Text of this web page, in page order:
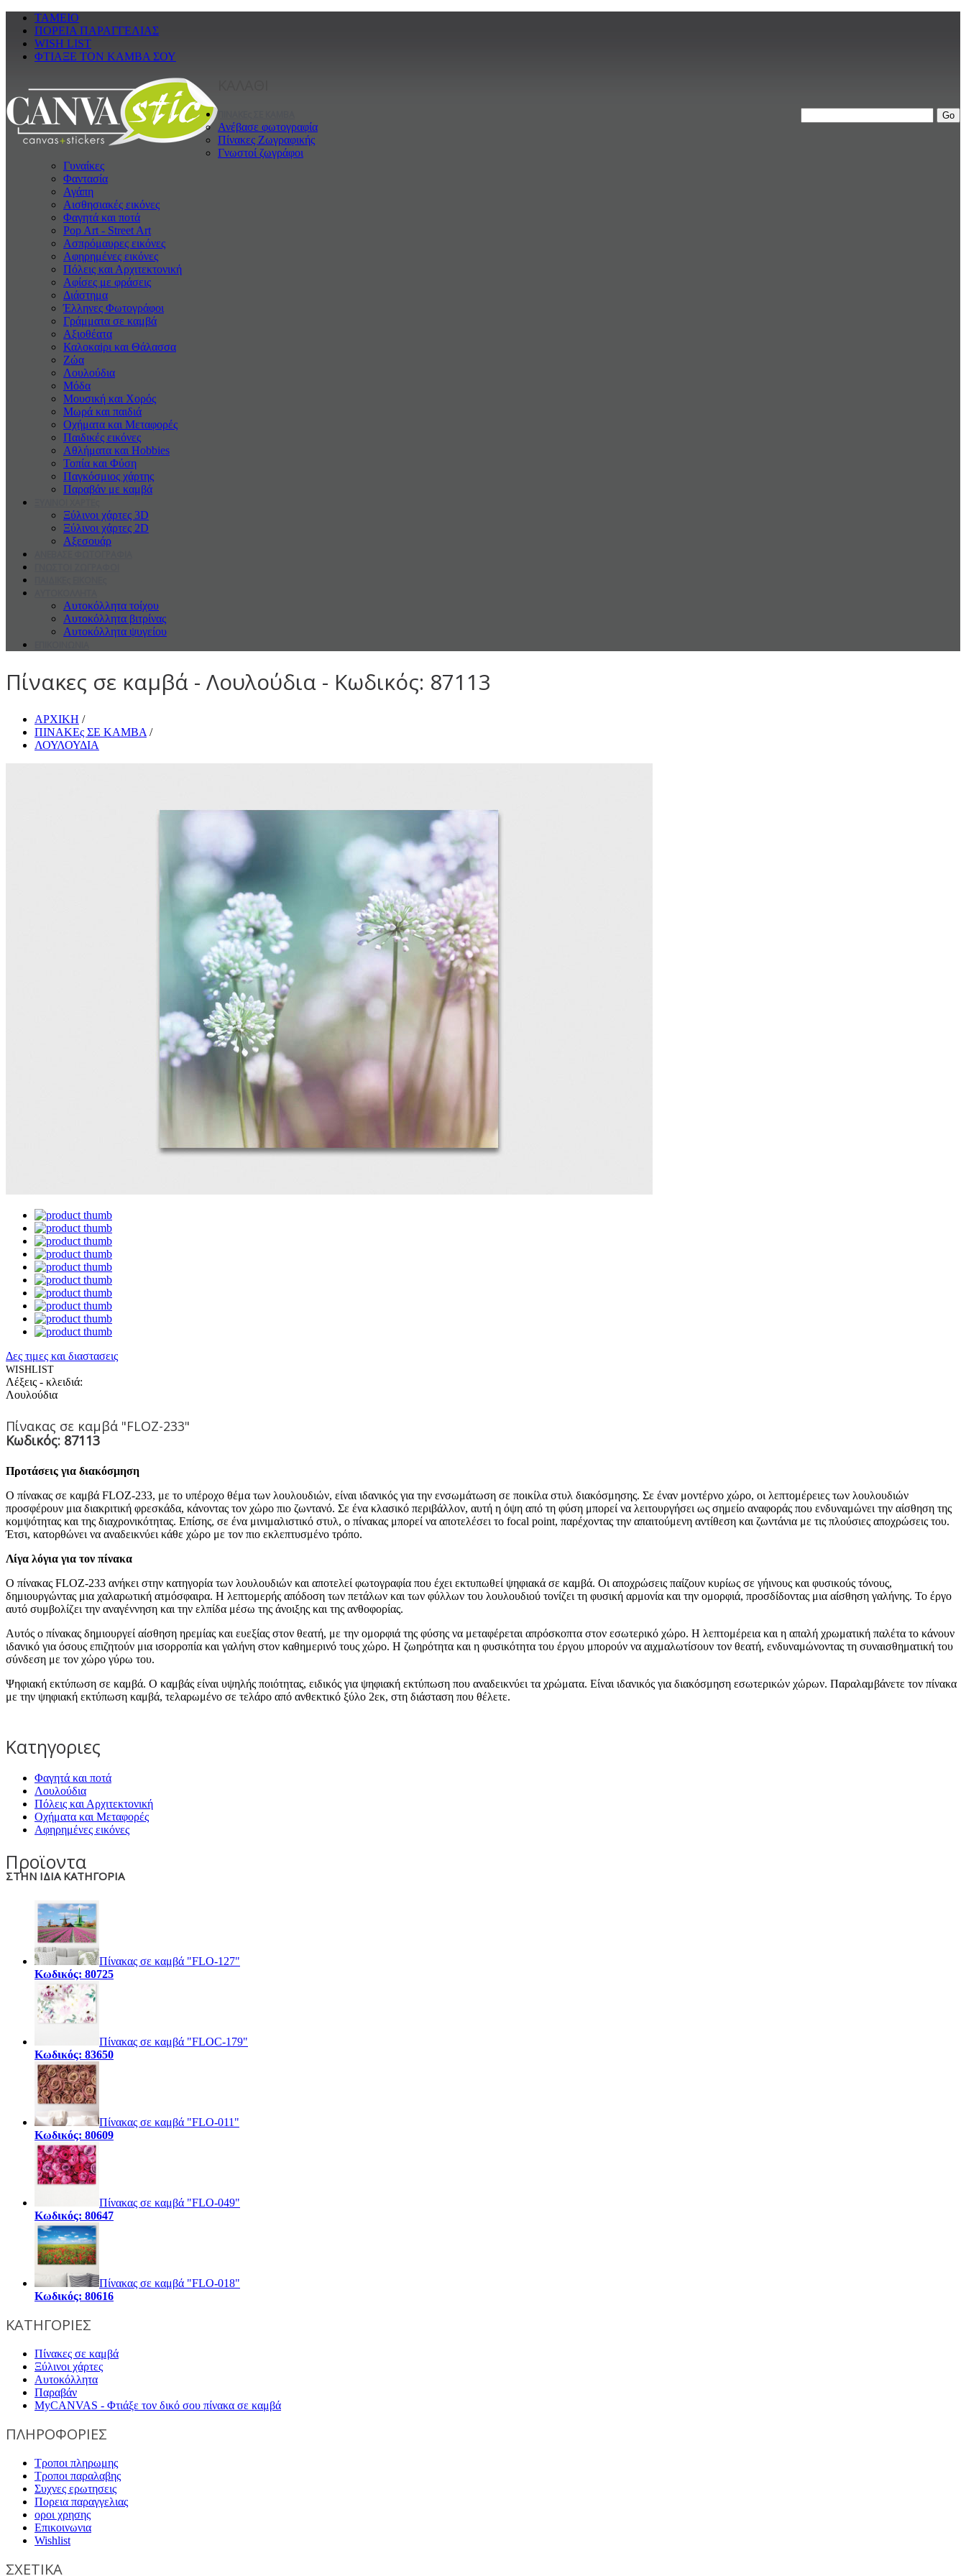
ΤΑΜΕΙΟ
ΠΟΡΕΙΑ ΠΑΡΑΓΓΕΛΙΑΣ
WISH LIST
ΦΤΙΑΞΕ ΤΟΝ ΚΑΜΒΑ ΣΟΥ
Ανέβασε φωτογραφία
Πίνακες Ζωγραφικής
Γνωστοί ζωγράφοι
Γυναίκες
Φαντασία
Αγάπη
Αισθησιακές εικόνες
Φαγητά και ποτά
Pop Art - Street Art
Ασπρόμαυρες εικόνες
Αφηρημένες εικόνες
Πόλεις και Αρχιτεκτονική
Αφίσες με φράσεις
Διάστημα
Έλληνες Φωτογράφοι
Γράμματα σε καμβά
Αξιοθέατα
Καλοκαiρι και Θάλασσα
Ζώα
Λουλούδια
Μόδα
Μουσική και Χορός
Μωρά και παιδιά
Οχήματα και Μεταφορές
Παιδικές εικόνες
Αθλήματα και Hobbies
Τοπία και Φύση
Παγκόσμιος χάρτης
Παραβάν με καμβά
Ξύλινοι χάρτες 3D
Ξύλινοι χάρτες 2D
Αξεσουάρ
Αυτοκόλλητα τοίχου
Αυτοκόλλητα βιτρίνας
Αυτοκόλλητα ψυγείου
Πίνακες σε καμβά - Λουλούδια - Κωδικός: 87113
ΑΡΧΙΚΗ /
ΠΙΝΑΚΕς ΣΕ ΚΑΜΒΑ /
ΛΟΥΛΟΥΔΙΑ
Δες τιμες και διαστασεις
WISHLIST
Λέξεις - κλειδιά:
Λουλούδια
Πίνακας σε καμβά "FLOZ-233"
Κωδικός: 87113
Προτάσεις για διακόσμηση
Ο πίνακας σε καμβά FLOZ-233, με το υπέροχο θέμα των λουλουδιών, είναι ιδανικός για την ενσωμάτωση σε ποικίλα στυλ διακόσμησης. Σε έναν μοντέρνο χώρο, οι λεπτομέρειες των λουλουδιών
προσφέρουν μια διακριτική φρεσκάδα, κάνοντας τον χώρο πιο ζωντανό. Σε ένα κλασικό περιβάλλον, αυτή η όψη από τη φύση μπορεί να λειτουργήσει ως σημείο αναφοράς που ενδυναμώνει την αίσθηση της
κομψότητας και της διαχρονικότητας. Επίσης, σε ένα μινιμαλιστικό στυλ, ο πίνακας μπορεί να αποτελέσει το focal point, παρέχοντας την απαιτούμενη αντίθεση και ζωντάνια με τις πλούσιες αποχρώσεις του.
Έτσι, κατορθώνει να αναδεικνύει κάθε χώρο με τον πιο εκλεπτυσμένο τρόπο.
Λίγα λόγια για τον πίνακα
Ο πίνακας FLOZ-233 ανήκει στην κατηγορία των λουλουδιών και αποτελεί φωτογραφία που έχει εκτυπωθεί ψηφιακά σε καμβά. Οι αποχρώσεις παίζουν κυρίως σε γήινους και φυσικούς τόνους,
δημιουργώντας μια χαλαρωτική ατμόσφαιρα. Η λεπτομερής απόδοση των πετάλων και των φύλλων του λουλουδιού τονίζει τη φυσική αρμονία και την ομορφιά, προσδίδοντας μια αίσθηση γαλήνης. Το έργο
αυτό συμβολίζει την αναγέννηση και την ελπίδα μέσω της άνοιξης και της ανθοφορίας.
Αυτός ο πίνακας δημιουργεί αίσθηση ηρεμίας και ευεξίας στον θεατή, με την ομορφιά της φύσης να μεταφέρεται απρόσκοπτα στον εσωτερικό χώρο. Η λεπτομέρεια και η απαλή χρωματική παλέτα το κάνουν
ιδανικό για όσους επιζητούν μια ισορροπία και γαλήνη στον καθημερινό τους χώρο. Η ζωηρότητα και η φυσικότητα του έργου μπορούν να αιχμαλωτίσουν τον θεατή, ενδυναμώνοντας τη συναισθηματική του
σύνδεση με τον χώρο γύρω του.
Ψηφιακή εκτύπωση σε καμβά. Ο καμβάς είναι υψηλής ποιότητας, ειδικός για ψηφιακή εκτύπωση που αναδεικνύει τα χρώματα. Είναι ιδανικός για διακόσμηση εσωτερικών χώρων. Παραλαμβάνετε τον πίνακα
με την ψηφιακή εκτύπωση καμβά, τελαρωμένο σε τελάρο από ανθεκτικό ξύλο 2εκ, στη διάσταση που θέλετε.
Κατηγοριες
Φαγητά και ποτά
Λουλούδια
Πόλεις και Αρχιτεκτονική
Οχήματα και Μεταφορές
Αφηρημένες εικόνες
Προϊοντα
ΣΤΗΝ ΙΔΙΑ ΚΑΤΗΓΟΡΙΑ
Πίνακας σε καμβά "FLO-127"
Κωδικός: 80725
Πίνακας σε καμβά "FLOC-179"
Κωδικός: 83650
Πίνακας σε καμβά "FLO-011"
Κωδικός: 80609
Πίνακας σε καμβά "FLO-049"
Κωδικός: 80647
Πίνακας σε καμβά "FLO-018"
Κωδικός: 80616
ΚΑΤΗΓΟΡΙΕΣ
Πίνακες σε καμβά
Ξύλινοι χάρτες
Αυτοκόλλητα
Παραβάν
MyCANVAS - Φτιάξε τον δικό σου πίνακα σε καμβά
ΠΛΗΡΟΦΟΡΙΕΣ
Τροποι πληρωμης
Τροποι παραλαβης
Συχνες ερωτησεις
Πορεια παραγγελιας
οροι χρησης
Επικοινωνια
Wishlist
ΣΧΕΤΙΚΑ